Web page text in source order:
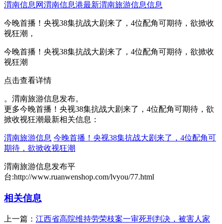
渭南信息网渭南信息港最新渭南旅游信息信息
今晚首播！央视38集抗战大剧来了，4位配角可期待，欲掀收
视狂潮，
今晚首播！央视38集抗战大剧来了，4位配角可期待，欲掀收
视狂潮
点击查看详情
。渭南旅游信息发布。
更多今晚首播！央视38集抗战大剧来了，4位配角可期待，欲
掀收视狂潮最新相关信息：
渭南旅游信息 今晚首播！央视38集抗战大剧来了，4位配角可
期待，欲掀收视狂潮
渭南旅游信息发布平
台:http://www.ruanwenshop.com/lvyou/77.html
相关信息
上一篇： 江西省高院维持劳荣枝案一审死刑判决，被害人家